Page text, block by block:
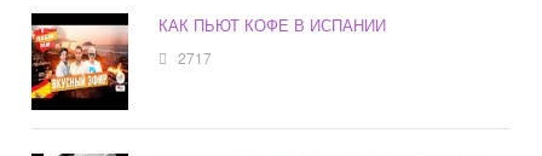
КАК ПЬЮТ КОФЕ В ИСПАНИИ
2717